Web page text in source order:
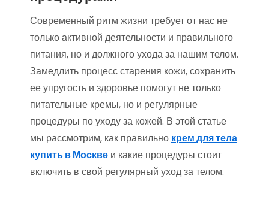
Современный ритм жизни требует от нас не
только активной деятельности и правильного
питания, но и должного ухода за нашим телом.
Замедлить процесс старения кожи, сохранить
ее упругость и здоровье помогут не только
питательные кремы, но и регулярные
процедуры по уходу за кожей. В этой статье
мы рассмотрим, как правильно крем для тела
купить в Москве и какие процедуры стоит
включить в свой регулярный уход за телом.